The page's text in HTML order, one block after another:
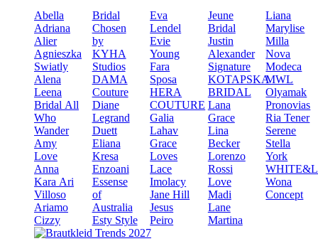
Abella
Adriana
Alier
Agnieszka
Swiatly
Alena
Leena
Bridal All
Who
Wander
Amy
Love
Anna
Kara Ari
Villoso
Ariamo
Cizzy
Bridal
Chosen
by
KYHA
Studios
DAMA
Couture
Diane
Legrand
Duett
Eliana
Kresa
Enzoani
Essense
of
Australia
Esty Style
Eva
Lendel
Evie
Young
Fara
Sposa
HERA
COUTURE
Galia
Lahav
Grace
Loves
Lace
Imolacy
Jane Hill
Jesus
Peiro
Jeune
Bridal
Justin
Alexander
Signature
KOTAPSKA
BRIDAL
Lana
Grace
Lina
Becker
Lorenzo
Rossi
Love
Madi
Lane
Martina
Liana
Marylise
Milla
Nova
Modeca
MWL
Olyamak
Pronovias
Ria Tener
Serene
Stella
York
Wona
Concept